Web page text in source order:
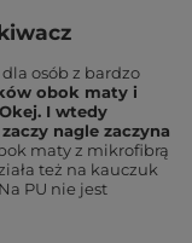
osób z bardzo
obok maty i
I wtedy
nagle zaczyna
maty z mikrofibrą
też na kauczuk
PU nie jest